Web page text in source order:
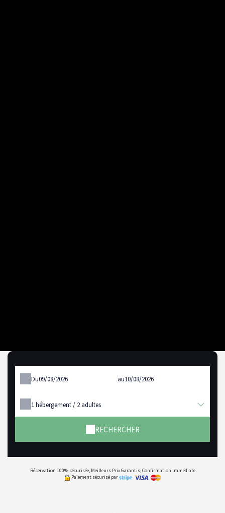
Du au
1hébergement / 2 adultes
RECHERCHER
Réservation 100% sécurisée, Meilleurs Prix Garantis, Confirmation Immédiate
Paiement sécurisé par